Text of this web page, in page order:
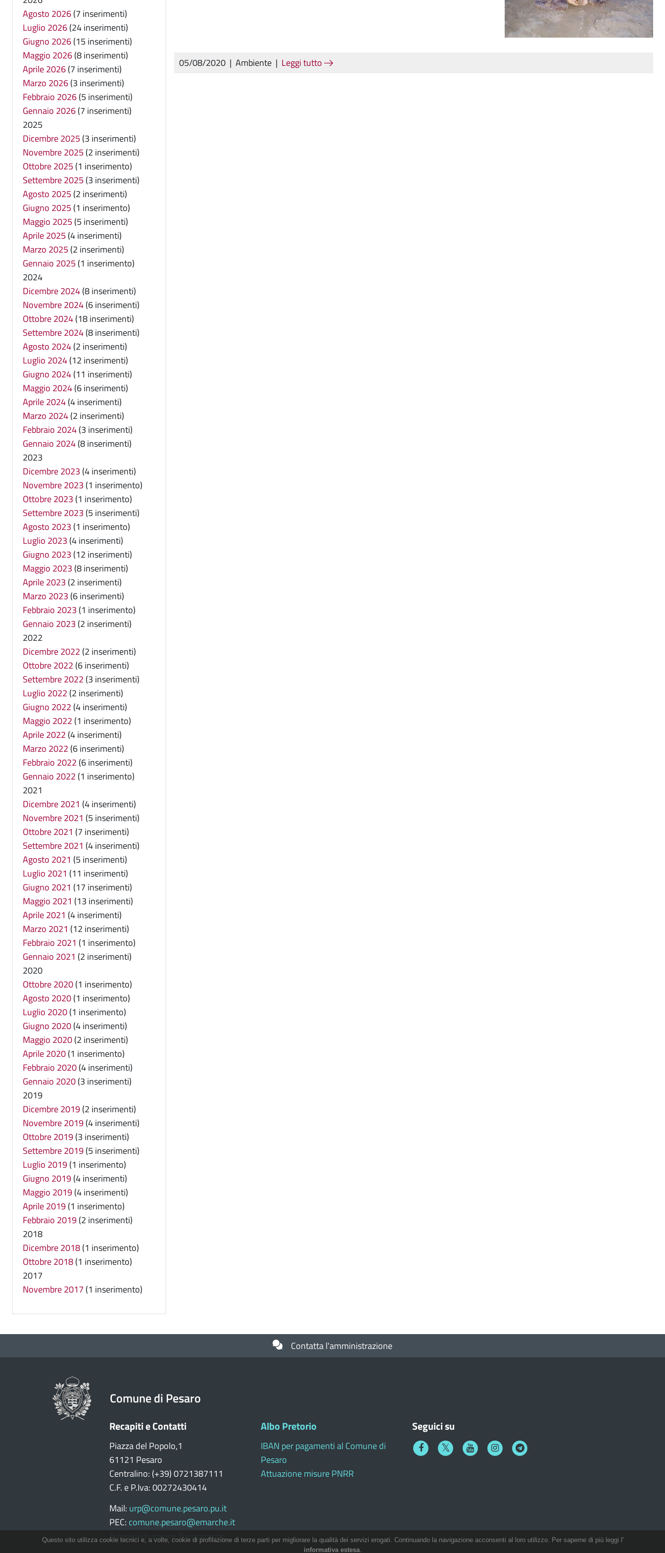
05/08/2020 | Ambiente | Leggi tutto
Agosto 2026(7 inserimenti)
Luglio 2026(24 inserimenti)
Giugno 2026(15 inserimenti)
Maggio 2026(8 inserimenti)
Aprile 2026(7 inserimenti)
Marzo 2026(3 inserimenti)
Febbraio 2026(5 inserimenti)
Gennaio 2026(7 inserimenti)
2025
Dicembre 2025 (3 inserimenti)
Novembre 2025 (2 inserimenti)
Ottobre 2025 (1 inserimento)
Settembre 2025 (3 inserimenti)
Agosto 2025 (2 inserimenti)
Giugno 2025 (1 inserimento)
Maggio 2025 (5 inserimenti)
Aprile 2025 (4 inserimenti)
Marzo 2025 (2 inserimenti)
Gennaio 2025 (1 inserimento)
2024
Dicembre 2024(8 inserimenti)
Novembre 2024(6 inserimenti)
Ottobre 2024(18 inserimenti)
Settembre 2024(8 inserimenti)
Agosto 2024(2 inserimenti)
Luglio 2024(12 inserimenti)
Giugno 2024(11 inserimenti)
Maggio 2024(6 inserimenti)
Aprile 2024(4 inserimenti)
Marzo 2024(2 inserimenti)
Febbraio 2024(3 inserimenti)
Gennaio 2024(8 inserimenti)
2023
Dicembre 2023 (4 inserimenti)
Novembre 2023 (1 inserimento)
Ottobre 2023 (1 inserimento)
Settembre 2023 (5 inserimenti)
Agosto 2023 (1 inserimento)
Luglio 2023 (4 inserimenti)
Giugno 2023 (12 inserimenti)
Maggio 2023 (8 inserimenti)
Aprile 2023 (2 inserimenti)
Marzo 2023 (6 inserimenti)
Febbraio 2023 (1 inserimento)
Gennaio 2023 (2 inserimenti)
2022
Dicembre 2022 (2 inserimenti)
Ottobre 2022 (6 inserimenti)
Settembre 2022 (3 inserimenti)
Luglio 2022 (2 inserimenti)
Giugno 2022 (4 inserimenti)
Maggio 2022 (1 inserimento)
Aprile 2022 (4 inserimenti)
Marzo 2022 (6 inserimenti)
Febbraio 2022 (6 inserimenti)
Gennaio 2022 (1 inserimento)
2021
Dicembre 2021 (4 inserimenti)
Novembre 2021 (5 inserimenti)
Ottobre 2021 (7 inserimenti)
Settembre 2021 (4 inserimenti)
Agosto 2021 (5 inserimenti)
Luglio 2021 (11 inserimenti)
Giugno 2021 (17 inserimenti)
Maggio 2021 (13 inserimenti)
Aprile 2021 (4 inserimenti)
Marzo 2021 (12 inserimenti)
Febbraio 2021 (1 inserimento)
Gennaio 2021 (2 inserimenti)
2020
Ottobre 2020(1 inserimento)
Agosto 2020(1 inserimento)
Luglio 2020(1 inserimento)
Giugno 2020(4 inserimenti)
Maggio 2020(2 inserimenti)
Aprile 2020(1 inserimento)
Febbraio 2020(4 inserimenti)
Gennaio 2020(3 inserimenti)
2019
Dicembre 2019(2 inserimenti)
Novembre 2019(4 inserimenti)
Ottobre 2019(3 inserimenti)
Settembre 2019(5 inserimenti)
Luglio 2019(1 inserimento)
Giugno 2019(4 inserimenti)
Maggio 2019(4 inserimenti)
Aprile 2019(1 inserimento)
Febbraio 2019(2 inserimenti)
2018
Dicembre 2018(1 inserimento)
Ottobre 2018(1 inserimento)
2017
Novembre 2017 (1 inserimento)
Contatta l'amministrazione
Comune di Pesaro
Recapiti e Contatti
Piazza del Popolo,1
61121 Pesaro
Centralino: (+39) 0721387111
C.F. e P.Iva: 00272430414
Mail: urp@comune.pesaro.pu.it
PEC: comune.pesaro@emarche.it
Amministrazione Trasparente
Albo Pretorio
IBAN per pagamenti al Comune di
Pesaro
Attuazione misure PNRR
Seguici su
FacebookTwitter YoutubeInstagramTelegram
Questo sito utilizza cookie tecnici e, a volte, cookie di profilazione di terze parti per migliorare la qualità dei servizi erogati. Continuando la navigazione acconsenti al loro utilizzo. Per saperne di più leggi l'
informativa estesa.